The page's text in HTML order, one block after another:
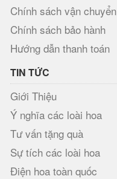
Chính sách vận chuyển
Chính sách bảo hành
Hướng dẫn thanh toán
TIN TỨC
Giới Thiệu
Ý nghĩa các loài hoa
Tư vấn tặng quà
Sự tích các loài hoa
Điện hoa toàn quốc